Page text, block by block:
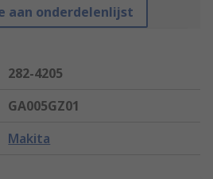
aan onderdelenlijst
282-4205
GA005GZ01
Makita